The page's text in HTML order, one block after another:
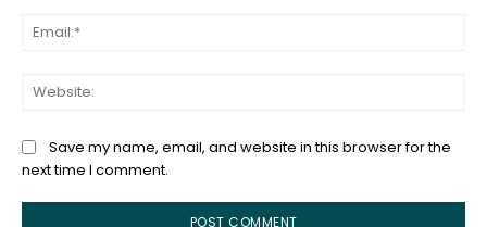
Save my name, email, and website in this browser for the
next time I comment.